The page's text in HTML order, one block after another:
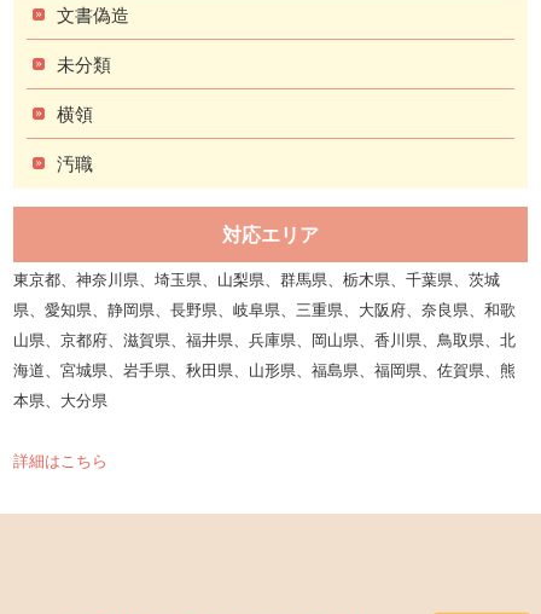
文書偽造
未分類
横領
汚職
対応エリア
東京都、神奈川県、埼玉県、山梨県、群馬県、栃木県、千葉県、茨城
県、愛知県、静岡県、長野県、岐阜県、三重県、大阪府、奈良県、和歌
山県、京都府、滋賀県、福井県、兵庫県、岡山県、香川県、鳥取県、北
海道、宮城県、岩手県、秋田県、山形県、福島県、福岡県、佐賀県、熊
本県、大分県
詳細はこちら